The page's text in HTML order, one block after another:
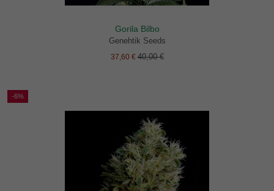
Gorila Bilbo
Genehtik Seeds
37,60 €40,00 €
-6%